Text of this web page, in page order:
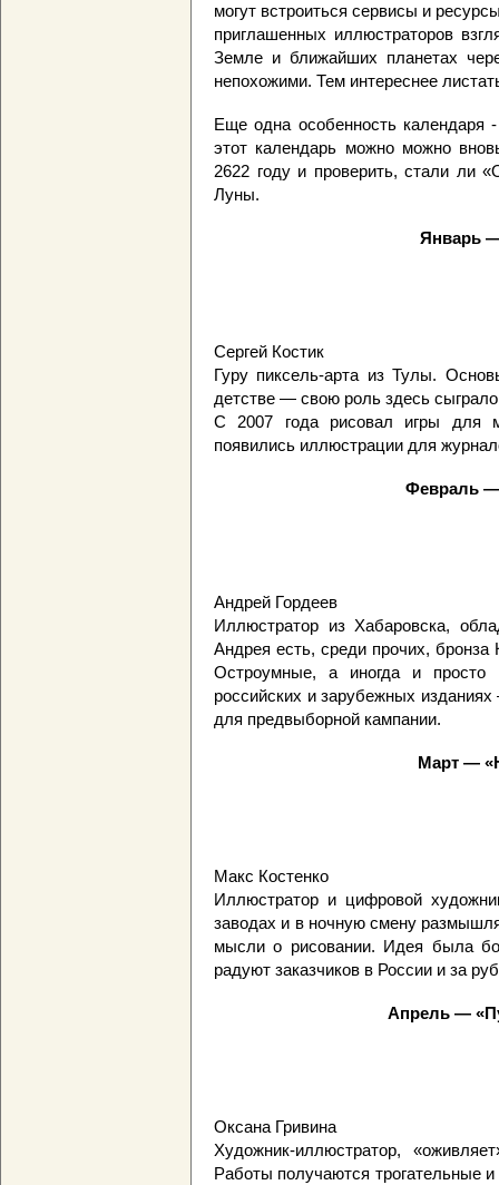
могут встроиться сервисы и
приглашенных иллюстраторов
Земле и ближайших планетах
непохожими. Тем интереснее
Еще одна особенность календаря
этот календарь можно можно
2622 году и проверить, стали ли
Луны.
Январь
Сергей Костик
Гуру пиксель-арта из Тулы.
детстве — свою роль здесь
С 2007 года рисовал игры для
появились иллюстрации для
Февраль
Андрей Гордеев
Иллюстратор из Хабаровска,
Андрея есть, среди прочих,
Остроумные, а иногда и просто
российских и зарубежных
для предвыборной кампании.
Март —
Макс Костенко
Иллюстратор и цифровой
заводах и в ночную смену
мысли о рисовании. Идея была
радуют заказчиков в России и за
Апрель —
Оксана Гривина
Художник-иллюстратор,
Работы получаются трогательные